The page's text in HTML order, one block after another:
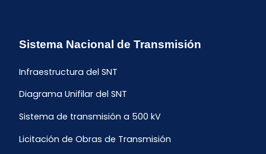
Sistema Nacional de Transmisión
Infraestructura del SNT
Diagrama Unifilar del SNT
Sistema de transmisión a 500 kV
Licitación de Obras de Transmisión